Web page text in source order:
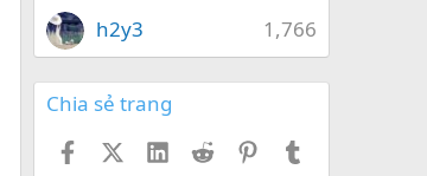
1,766
h2y3
Chia sẻ trang
FacebookX (Twitter)
LinkedIn
Reddit Pinterest